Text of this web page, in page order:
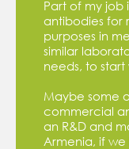
Part of my job
antibodies for
purposes in
similar
needs, to start
Maybe some
commercial
an R&D and
Armenia, if